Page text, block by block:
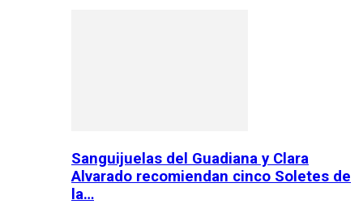
Sanguijuelas del Guadiana y Clara
Alvarado recomiendan cinco Soletes de
la…